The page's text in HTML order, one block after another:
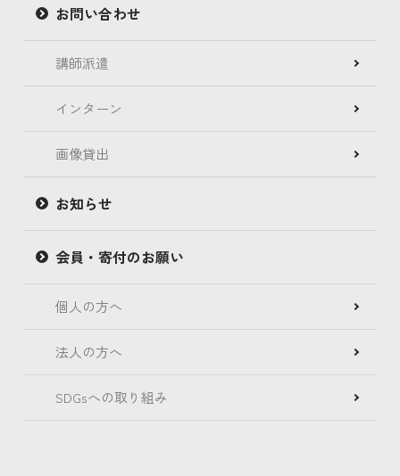
お問い合わせ
講師派遣
インターン
画像貸出
お知らせ
会員・寄付のお願い
個人の方へ
法人の方へ
SDGsへの取り組み